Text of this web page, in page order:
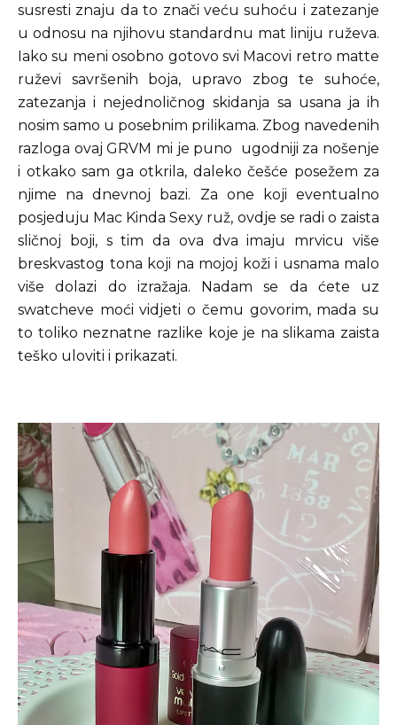
susresti znaju da to znači veću suhoću i zatezanje
u odnosu na njihovu standardnu mat liniju ruževa.
Iako su meni osobno gotovo svi Macovi retro matte
ruževi savršenih boja, upravo zbog te suhoće,
zatezanja i nejednoličnog skidanja sa usana ja ih
nosim samo u posebnim prilikama. Zbog navedenih
razloga ovaj GRVM mi je puno ugodniji za nošenje
i otkako sam ga otkrila, daleko češće posežem za
njime na dnevnoj bazi. Za one koji eventualno
posjeduju Mac Kinda Sexy ruž, ovdje se radi o zaista
sličnoj boji, s tim da ova dva imaju mrvicu više
breskvastog tona koji na mojoj koži i usnama malo
više dolazi do izražaja. Nadam se da ćete uz
swatcheve moći vidjeti o čemu govorim, mada su
to toliko neznatne razlike koje je na slikama zaista
teško uloviti i prikazati.